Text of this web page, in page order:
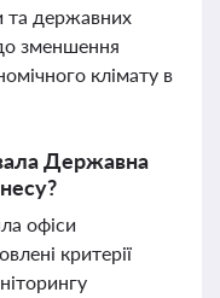
та державних
зменшення
клімату в
Державна
офіси
критерії